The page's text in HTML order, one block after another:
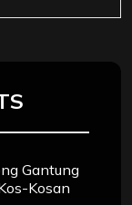
Gantung
Kosan